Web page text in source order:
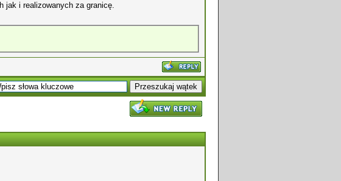
jak i realizowanych za granicę.